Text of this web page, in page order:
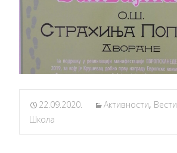
22.09.2020. Активности, Вести
Школа